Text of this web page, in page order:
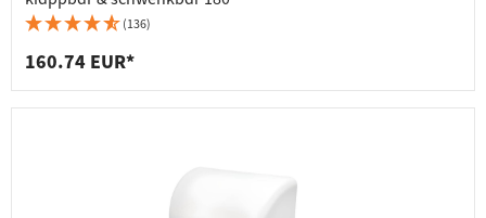
(136)
160.74 EUR*